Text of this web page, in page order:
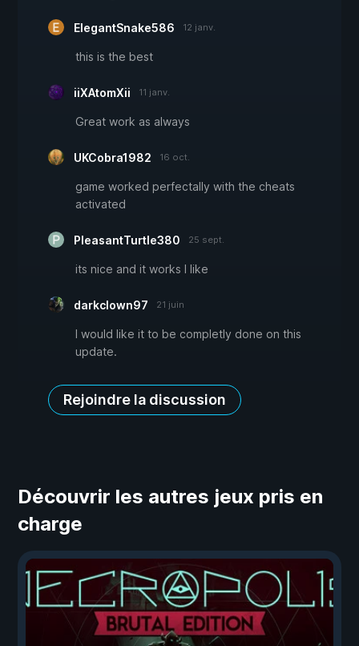
ElegantSnake586 12 janv.
this is the best
iiXAtomXii 11 janv.
Great work as always
UKCobra1982 16 oct.
game worked perfectally with the cheats
activated
PleasantTurtle380 25 sept.
its nice and it works I like
darkclown97 21 juin
I would like it to be completly done on this
update.
Rejoindre la discussion
Découvrir les autres jeux pris en
charge